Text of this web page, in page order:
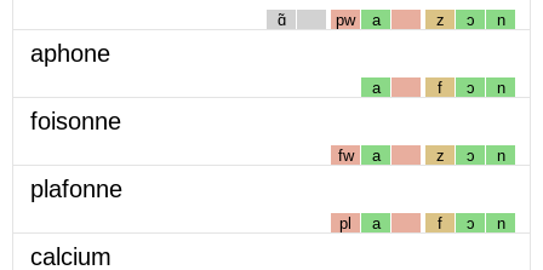
ɑ̃ pw a z ɔ n
aphone
a f ɔ n
foisonne
fw a z ɔ n
plafonne
pl a f ɔ n
calcium